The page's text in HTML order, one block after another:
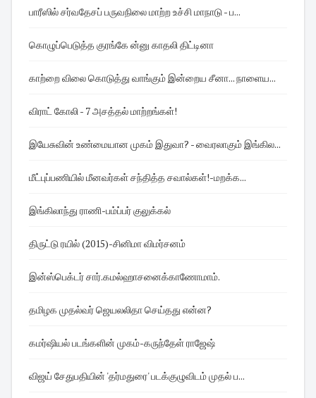
பாரீஸில் சர்வதேசப் பருவநிலை மாற்ற உச்சி மாநாடு - ப...
கொழுப்பெடுத்த குரங்கே ன்னு காதலி திட்டினா
காற்றை விலை கொடுத்து வாங்கும் இன்றைய சீனா... நாளைய...
விராட் கோலி - 7 அசத்தல் மாற்றங்கள்!
இயேசுவின் உண்மையான முகம் இதுவா? - வைரலாகும் இங்கில...
மீட்புப்பணியில் மீனவர்கள் சந்தித்த சவால்கள்!-மறக்க...
இங்கிலாந்து ராணி-பம்ப்பர் குலுக்கல்
திருட்டு ரயில் (2015)-சினிமா விமர்சனம்
இன்ஸ்பெக்டர் சார்.கமல்ஹாசனைக்காணோமாம்.
தமிழக முதல்வர் ஜெயலலிதா செய்தது என்ன?
கமர்ஷியல் படங்களின் முகம்-கருந்தேள் ராஜேஷ்
விஜய் சேதுபதியின் 'தர்மதுரை' படக்குழுவிடம் முதல் ப...